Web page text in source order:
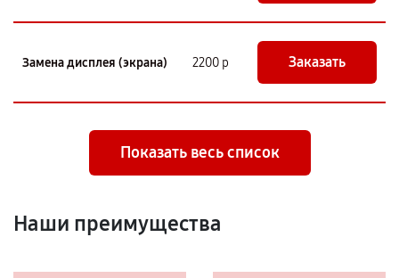
Замена дисплея (экрана) 2200 р Заказать
Показать весь список
Наши преимущества